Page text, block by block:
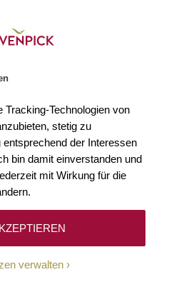
Tracking-Technologien von
stetig zu
der Interessen
bin damit einverstanden und
mit Wirkung für die
verwalten
AKZEPTIEREN
Produzenten der